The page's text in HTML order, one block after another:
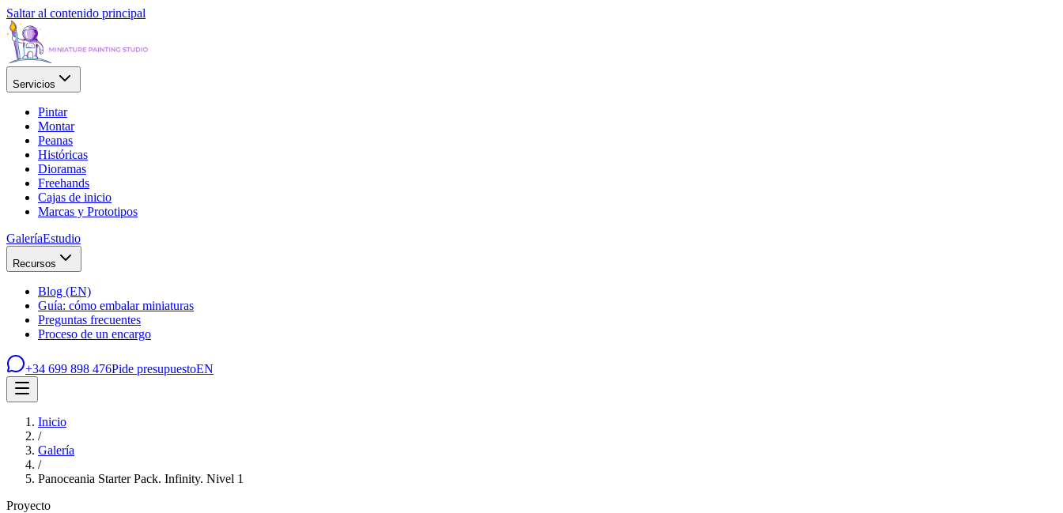
Saltar al contenido principal
Servicios
Pintar
Montar
Peanas
Históricas
Dioramas
Freehands
Cajas de inicio
Marcas y Prototipos
GaleríaEstudio
Recursos
Blog (EN)
Guía: cómo embalar miniaturas
Preguntas frecuentes
Proceso de un encargo
+34 699 898 476Pide presupuestoEN
Inicio
/
Galería
/
Panoceania Starter Pack. Infinity. Nivel 1
Proyecto